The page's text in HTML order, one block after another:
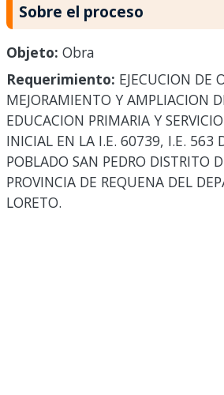
Sobre el proceso
Objeto: Obra
Requerimiento: EJECUCION DE
MEJORAMIENTO Y AMPLIACION
EDUCACION PRIMARIA Y
INICIAL EN LA I.E. 60739, I.E. 563
POBLADO SAN PEDRO DISTRITO
PROVINCIA DE REQUENA DEL
LORETO.